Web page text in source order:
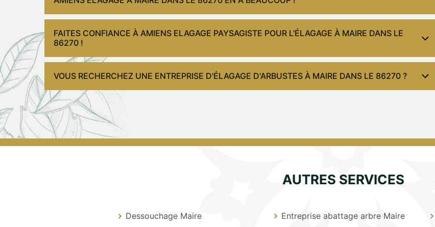
FAITES CONFIANCE À AMIENS ELAGAGE PAYSAGISTE POUR L'ÉLAGAGE À MAIRE DANS LE
86270 !
VOUS RECHERCHEZ UNE ENTREPRISE D'ÉLAGAGE D'ARBUSTES À MAIRE DANS LE 86270 ?
AUTRES SERVICES
Dessouchage Maire
Entreprise abattage arbre Maire